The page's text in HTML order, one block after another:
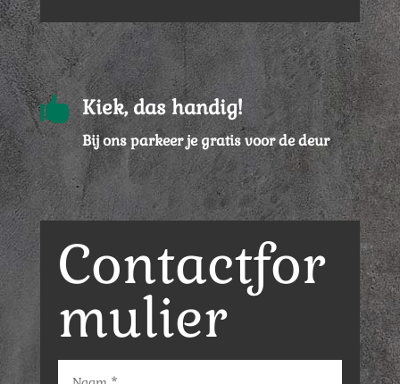
 Kiek, das handig!
Bij ons parkeer je gratis voor de deur
Contactfor
mulier